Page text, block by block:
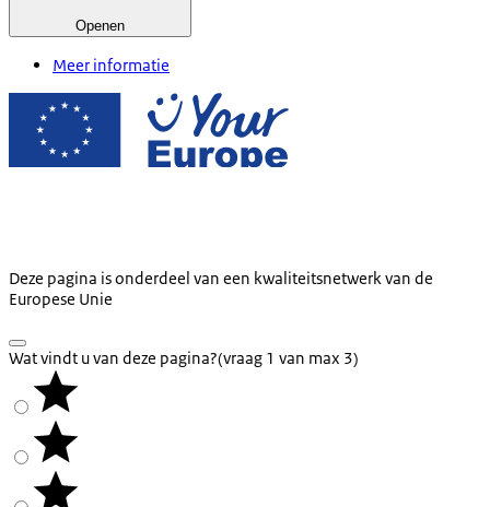
Openen
Meer informatie
Deze pagina is onderdeel van een kwaliteitsnetwerk van de
Europese Unie
Wat vindt u van deze pagina?(vraag 1 van max 3)